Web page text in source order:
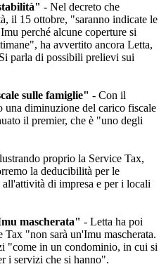
- Nel decreto che
il 15 ottobre, "saranno indicate le
perché alcune coperture si
ha avvertito ancora Letta,
parla di possibili prelievi sui
sulle famiglie" - Con il
una diminuzione del carico fiscale
il premier, che è "uno degli
proprio la Service Tax,
la deducibilità per le
di impresa e per i locali
mascherata" - Letta ha poi
"non sarà un'Imu mascherata.
"come in un condominio, in cui si
i servizi che si hanno".